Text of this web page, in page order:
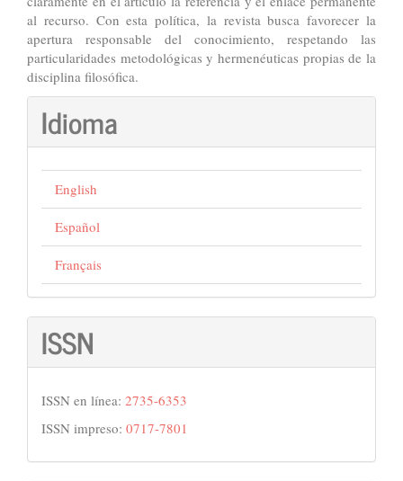
al recurso. Con esta política, la revista busca favorecer la
apertura responsable del conocimiento, respetando las
particularidades metodológicas y hermenéuticas propias de la
disciplina filosófica.
Idioma
English
Español
Français
ISSN
ISSN en línea: 2735-6353
ISSN impreso: 0717-7801